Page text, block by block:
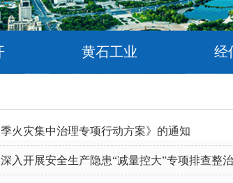
黄石工业 经
火灾集中治理专项行动方案》的通知
入开展安全生产隐患“减量控大”专项排查整